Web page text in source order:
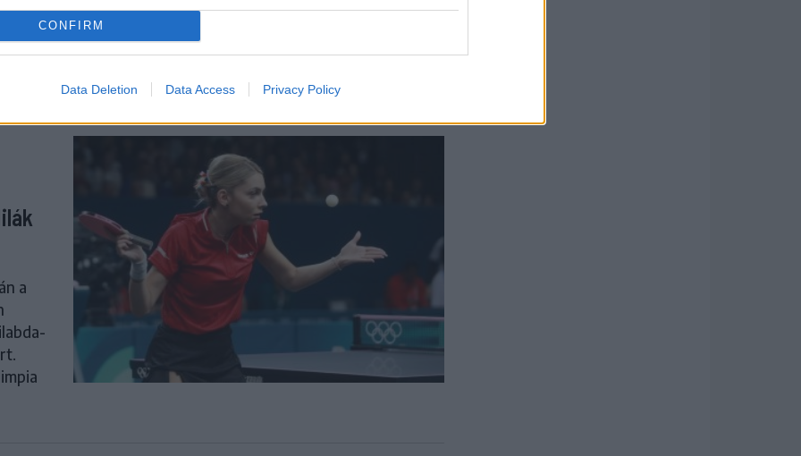
CONFIRM
Data Deletion Data Access Privacy Policy
a